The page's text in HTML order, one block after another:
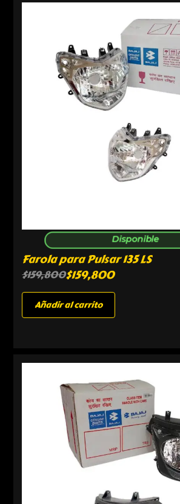
Disponible
Farola para Pulsar 135 LS
$159,800$159,800
Añadir al carrito